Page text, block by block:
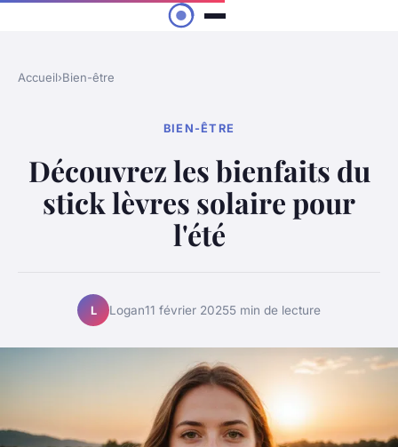
Accueil›Bien-être
BIEN-ÊTRE
Découvrez les bienfaits du
stick lèvres solaire pour
l'été
L Logan11 février 20255 min de lecture